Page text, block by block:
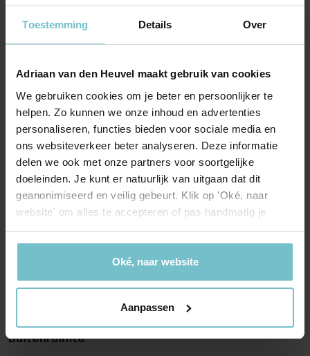
Toestemming Details Over
Adriaan van den Heuvel maakt gebruik van cookies
We gebruiken cookies om je beter en persoonlijker te
helpen. Zo kunnen we onze inhoud en advertenties
personaliseren, functies bieden voor sociale media en
ons websiteverkeer beter analyseren. Deze informatie
delen we ook met onze partners voor soortgelijke
doeleinden. Je kunt er natuurlijk van uitgaan dat dit
geanonimiseerd en veilig gebeurt. Klik op 'Oké, naar
website' om alles te accepteren of pas handmatig je
voorkeuren aan.
Oké, naar website
Aanpassen
Aantal woonlagen
Energie
Energielabel
Isolatie Volledig geisoleerd
Verwarming Warmtepomp
Kadastrale gegevens
Buitenruimte